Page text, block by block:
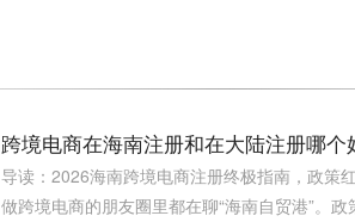
跨境电商在海南注册和在大陆注册哪
导读：2026海南跨境电商注册终极指南，政策
做跨境电商的朋友圈里都在聊“海南自贸港”。